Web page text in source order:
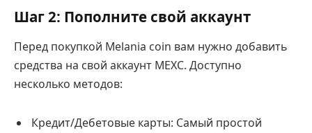
Шаг 2: Пополните свой аккаунт
Перед покупкой Melania coin вам нужно добавить
средства на свой аккаунт MEXC. Доступно
несколько методов:
Кредит/Дебетовые карты: Самый простой